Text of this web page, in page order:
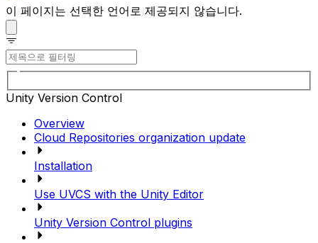
이 페이지는 선택한 언어로 제공되지 않습니다.
Unity Version Control
Overview
Cloud Repositories organization update
Installation
Use UVCS with the Unity Editor
Unity Version Control plugins